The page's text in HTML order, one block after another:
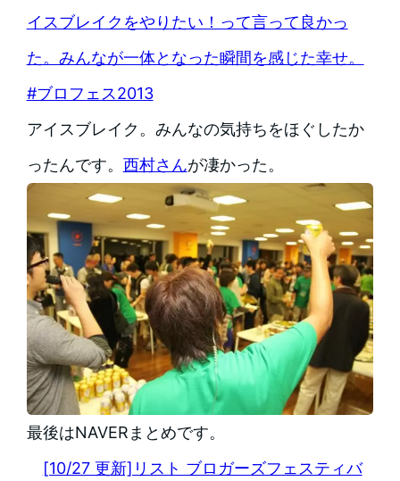
イスブレイクをやりたい！って言って良かっ
た。みんなが一体となった瞬間を感じた幸せ。
#ブロフェス2013
アイスブレイク。みんなの気持ちをほぐしたか
ったんです。 西村さんが凄かった。
最後はNAVERまとめです。
[10/27 更新]リスト ブロガーズフェスティバ